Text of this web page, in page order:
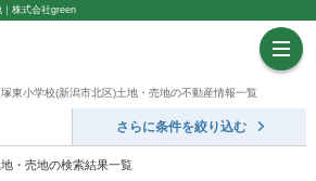
株式会社green
東小学校(新潟市北区)土地・売地の不動産情報一覧
さらに条件を絞り込む
・売地の検索結果一覧